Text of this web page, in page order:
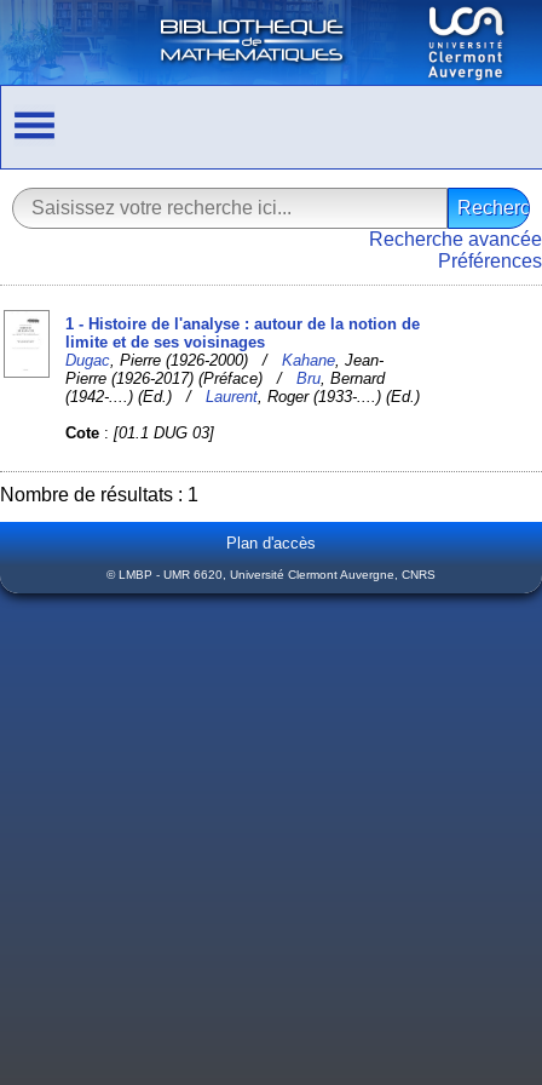
Recherche avancée
Préférences
1 - Histoire de l'analyse : autour de la notion de
limite et de ses voisinages
Dugac , Pierre (1926-2000) /Kahane , Jean-
Pierre (1926-2017) (Préface) /Bru , Bernard
(1942-....) (Ed.) /Laurent , Roger (1933-....) (Ed.)
Cote :[01.1 DUG 03]
Nombre de résultats : 1
Plan d'accès
© LMBP - UMR 6620, Université Clermont Auvergne, CNRS